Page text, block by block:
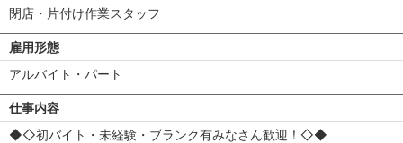
閉店・片付け作業スタッフ
雇用形態
アルバイト・パート
仕事内容
◆◇初バイト・未経験・ブランク有みなさん歓迎！◇◆